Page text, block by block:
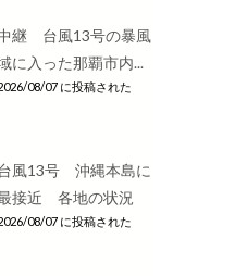
継 台風13号の暴風
に入った那覇市内...
08/07 に投稿された
風13号 沖縄本島に
接近 各地の状況
08/07 に投稿された